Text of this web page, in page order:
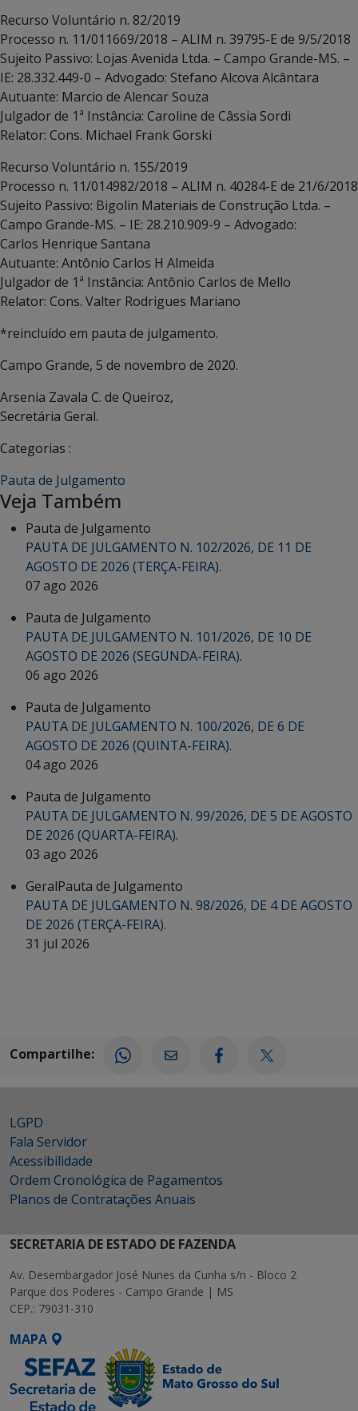
Recurso Voluntário n. 82/2019
Processo n. 11/011669/2018 – ALIM n. 39795-E de 9/5/2018
Sujeito Passivo: Lojas Avenida Ltda. – Campo Grande-MS. –
IE: 28.332.449-0 – Advogado: Stefano Alcova Alcântara
Autuante: Marcio de Alencar Souza
Julgador de 1ª Instância: Caroline de Câssia Sordi
Relator: Cons. Michael Frank Gorski
Recurso Voluntário n. 155/2019
Processo n. 11/014982/2018 – ALIM n. 40284-E de 21/6/2018
Sujeito Passivo: Bigolin Materiais de Construção Ltda. –
Campo Grande-MS. – IE: 28.210.909-9 – Advogado:
Carlos Henrique Santana
Autuante: Antônio Carlos H Almeida
Julgador de 1ª Instância: Antônio Carlos de Mello
Relator: Cons. Valter Rodrigues Mariano
*reincluído em pauta de julgamento.
Campo Grande, 5 de novembro de 2020.
Arsenia Zavala C. de Queiroz,
Secretária Geral.
Categorias :
Pauta de Julgamento
Veja Também
Pauta de Julgamento
PAUTA DE JULGAMENTO N. 102/2026, DE 11 DE
AGOSTO DE 2026 (TERÇA-FEIRA).
07 ago 2026
Pauta de Julgamento
PAUTA DE JULGAMENTO N. 101/2026, DE 10 DE
AGOSTO DE 2026 (SEGUNDA-FEIRA).
06 ago 2026
Pauta de Julgamento
PAUTA DE JULGAMENTO N. 100/2026, DE 6 DE
AGOSTO DE 2026 (QUINTA-FEIRA).
04 ago 2026
Pauta de Julgamento
PAUTA DE JULGAMENTO N. 99/2026, DE 5 DE AGOSTO
DE 2026 (QUARTA-FEIRA).
03 ago 2026
GeralPauta de Julgamento
PAUTA DE JULGAMENTO N. 98/2026, DE 4 DE AGOSTO
DE 2026 (TERÇA-FEIRA).
31 jul 2026
Compartilhe:
LGPD
Fala Servidor
Acessibilidade
Ordem Cronológica de Pagamentos
Planos de Contratações Anuais
SECRETARIA DE ESTADO DE FAZENDA
Av. Desembargador José Nunes da Cunha s/n - Bloco 2
Parque dos Poderes - Campo Grande | MS
CEP.: 79031-310
MAPA